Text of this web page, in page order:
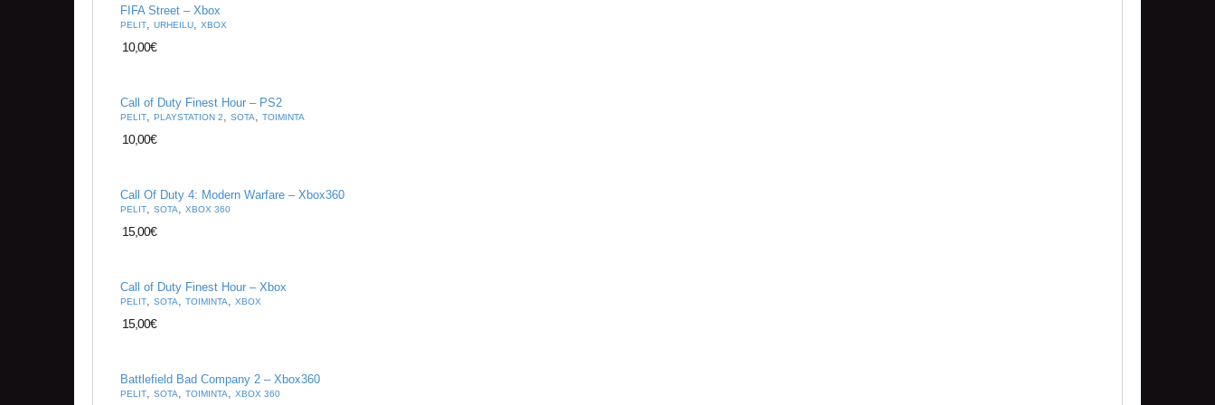
FIFA Street – Xbox
PELIT, URHEILU, XBOX
10,00€
Call of Duty Finest Hour – PS2
PELIT, PLAYSTATION 2, SOTA, TOIMINTA
10,00€
Call Of Duty 4: Modern Warfare – Xbox360
PELIT, SOTA, XBOX 360
15,00€
Call of Duty Finest Hour – Xbox
PELIT, SOTA, TOIMINTA, XBOX
15,00€
Battlefield Bad Company 2 – Xbox360
PELIT, SOTA, TOIMINTA, XBOX 360